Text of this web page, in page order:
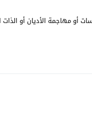
أو مهاجمة الأديان أو